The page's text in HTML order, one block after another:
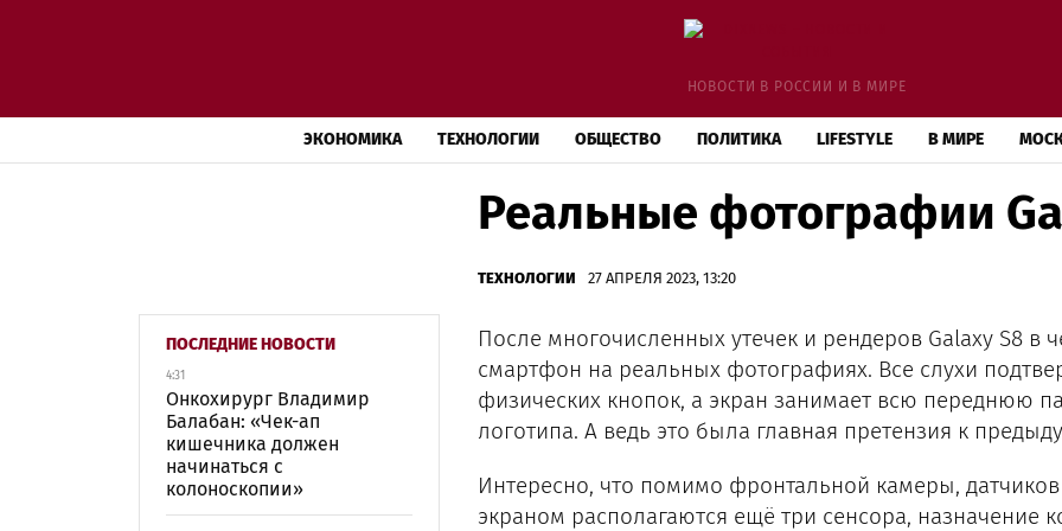
НОВОСТИ В РОССИИ И В МИРЕ
ЭКОНОМИКА ТЕХНОЛОГИИ ОБЩЕСТВО ПОЛИТИКА LIFESTYLE В МИРЕ
Реальные фотографии
ТЕХНОЛОГИИ 27 АПРЕЛЯ 2023, 13:20
ПОСЛЕДНИЕ НОВОСТИ
4:31
Онкохирург Владимир
Балабан: «Чек-ап
кишечника должен
начинаться с
колоноскопии»
После многочисленных утечек и рендеров Galaxy S8 в
смартфон на реальных фотографиях. Все слухи
физических кнопок, а экран занимает всю переднюю
логотипа. А ведь это была главная претензия к
Интересно, что помимо фронтальной камеры,
экраном располагаются ещё три сенсора, назначение